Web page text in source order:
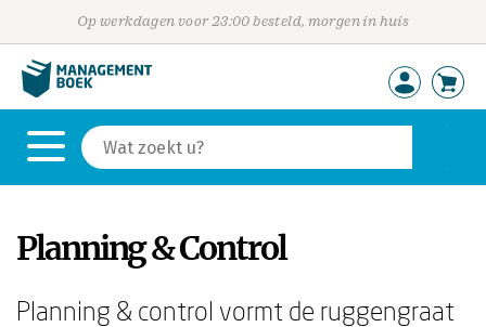
Op werkdagen voor 23:00 besteld, morgen in huis
Planning & Control
Planning & control vormt de ruggengraat